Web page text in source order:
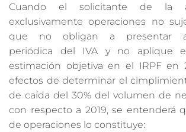
Cuando el solicitante de la
exclusivamente operaciones no
que no obligan a presentar
periódica del IVA y no aplique
estimación objetiva en el IRPF en
efectos de determinar el
de caída del 30% del volumen de
con respecto a 2019, se entenderá
de operaciones lo constituye: